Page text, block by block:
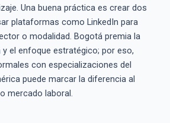
Una buena práctica es crear dos
plataformas como LinkedIn para
o modalidad. Bogotá premia la
el enfoque estratégico; por eso,
con especializaciones del
puede marcar la diferencia al
mercado laboral.